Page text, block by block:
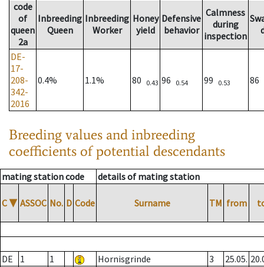
code
of
queen
2a
Inbreeding
Queen
Inbreeding
Worker
Honey
yield
Defensive
behavior
Calmness
during
inspection
DE-
17-
208-
342-
2016
0.4% 1.1% 80 0.43 96 0.54 99 0.53 86
Breeding values and inbreeding
coefficients of potential descendants
mating station code details of mating station
C ▼ ASSOC No. D Code Surname TM from
DE 1 1 Hornisgrinde 3 25.05.